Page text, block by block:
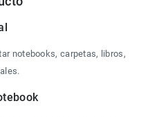
notebooks, carpetas, libros,